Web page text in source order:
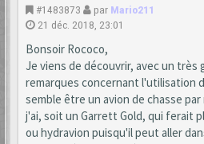
#1483873 par Mario211
21 déc. 2018, 23:01
Bonsoir Rococo,
Je viens de découvrir, avec un très
remarques concernant l'utilisation
semble être un avion de chasse
j'ai, soit un Garrett Gold, qui ferait
ou hydravion puisqu'il peut aller